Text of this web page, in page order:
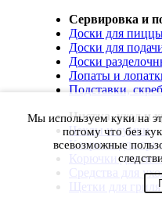
Сервировка и
Доски для
Доски для
Доски
Лопаты и
Подставки,
Чистка, уход и
Чехлы и сумки
Коврики для
Корючки для
Средства для
Щетки для гриля
Мы используем куки на
потому что без
всевозможные